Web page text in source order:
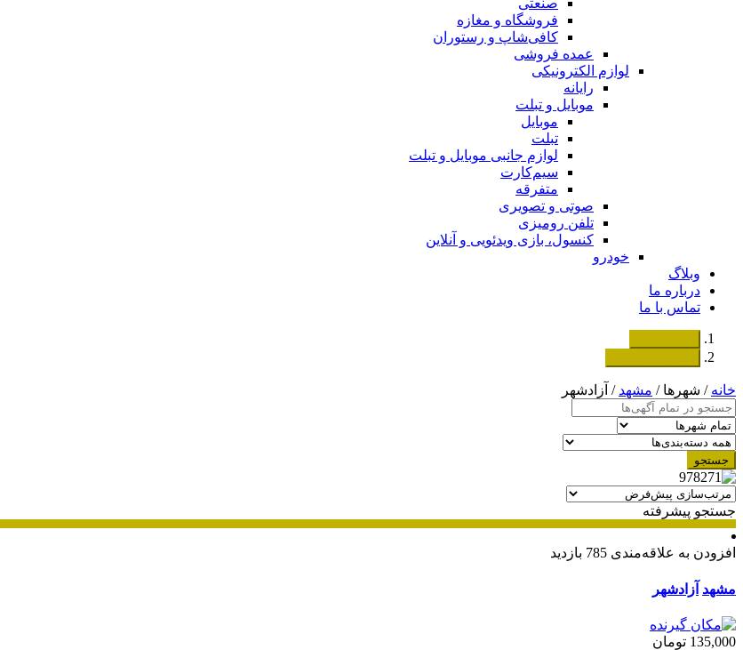
صنعتی
فروشگاه و مغازه
کافی‌شاپ و رستوران
عمده فروشی
لوازم الکترونیکی
رایانه
موبایل و تبلت
موبایل
تبلت
لوازم جانبی موبایل و تبلت
سیم‌کارت
متفرقه
صوتی و تصویری
تلفن رومیزی
کنسول، بازی‌ ویدئویی و آنلاین
خودرو
وبلاگ
درباره ما
تماس با ما
خانه / شهرها / مشهد / آزادشهر
جستجو
جستجو پیشرفته
افزودن به علاقه‌مندی 785 بازدید
مشهد آزادشهر
135,000 تومان